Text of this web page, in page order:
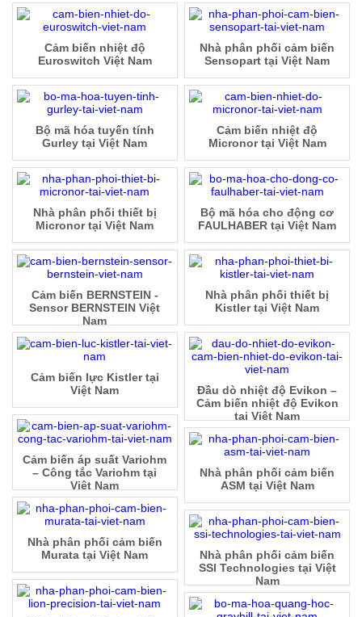
Cảm biến nhiệt độ
Euroswitch Việt Nam
Nhà phân phối cảm biến
Sensopart tại Việt Nam
Bộ mã hóa tuyến tính
Gurley tại Việt Nam
Cảm biến nhiệt độ
Micronor tại Việt Nam
Nhà phân phối thiết bị
Micronor tại Việt Nam
Bộ mã hóa cho động cơ
FAULHABER tại Việt Nam
Cảm biến BERNSTEIN -
Sensor BERNSTEIN Việt
Nam
Nhà phân phối thiết bị
Kistler tại Việt Nam
Cảm biến lực Kistler tại
Việt Nam
Đầu dò nhiệt độ Evikon –
Cảm biến nhiệt độ Evikon
tại Việt Nam
Cảm biến áp suất Variohm
– Công tắc Variohm tại
Việt Nam
Nhà phân phối cảm biến
ASM tại Việt Nam
Nhà phân phối cảm biến
Murata tại Việt Nam
Nhà phân phối cảm biến
SSI Technologies tại Việt
Nam